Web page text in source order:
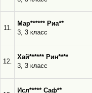
11.
Мар****** Риа**
3, 3 класс
12.
Хай****** Рин****
3, 3 класс
Исл***** Саф**